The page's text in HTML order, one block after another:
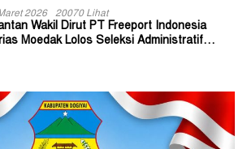
2026 20070 Lihat
Wakil Dirut PT Freeport Indonesia
Moedak Lolos Seleksi Administratif